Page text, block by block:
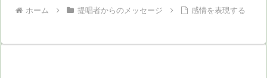
ホーム 提唱者からのメッセージ 感情を表現する